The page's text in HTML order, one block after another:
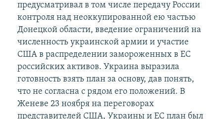
предусматривал в том числе передачу России
контроля над неоккупированной ею частью
Донецкой области, введение ограничений на
численность украинской армии и участие
США в распределении замороженных в ЕС
российских активов. Украина выразила
готовность взять план за основу, дав понять,
что не согласна с рядом его положений. В
Женеве 23 ноября на переговорах
представителей США, Украины и ЕС план был